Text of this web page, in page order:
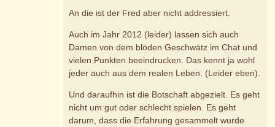
An die ist der Fred aber nicht addressiert.
Auch im Jahr 2012 (leider) lassen sich auch
Damen von dem blöden Geschwätz im Chat und
vielen Punkten beeindrucken. Das kennt ja wohl
jeder auch aus dem realen Leben. (Leider eben).
Und daraufhin ist die Botschaft abgezielt. Es geht
nicht um gut oder schlecht spielen. Es geht
darum, dass die Erfahrung gesammelt wurde